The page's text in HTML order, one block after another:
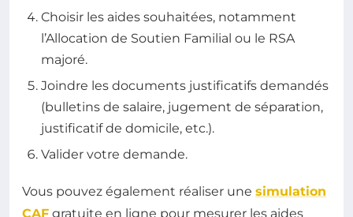
Choisir les aides souhaitées, notamment
l’Allocation de Soutien Familial ou le RSA
majoré.
Joindre les documents justificatifs demandés
(bulletins de salaire, jugement de séparation,
justificatif de domicile, etc.).
Valider votre demande.
Vous pouvez également réaliser une simulation
CAF gratuite en ligne pour mesurer les aides